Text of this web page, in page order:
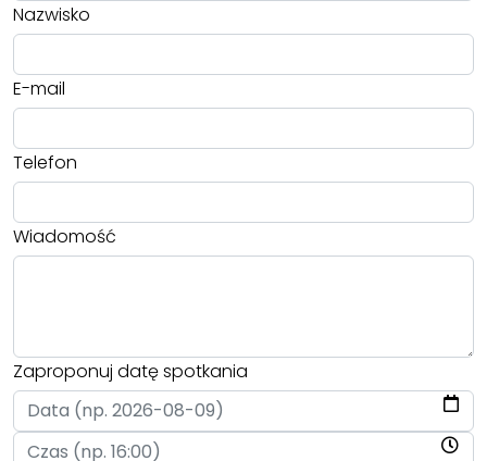
Nazwisko
E-mail
Telefon
Wiadomość
Zaproponuj datę spotkania